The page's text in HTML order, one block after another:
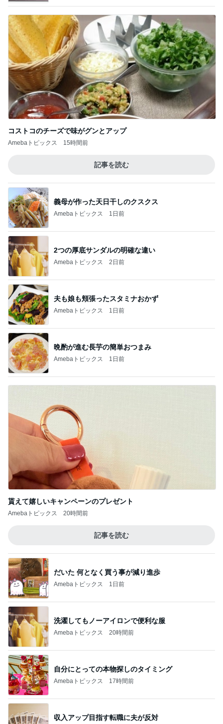
コストコのチーズで味がグンとアップ
Amebaトピックス 15時間前
記事を読む
義母が作った天日干しのクスクス
Amebaトピックス 1日前
2つの厚底サンダルの明確な違い
Amebaトピックス 2日前
夫も娘も頬張ったスタミナおかず
Amebaトピックス 1日前
晩酌が進む長芋の簡単おつまみ
Amebaトピックス 1日前
貰えて嬉しいキャンペーンのプレゼント
Amebaトピックス 20時間前
記事を読む
だいた 何となく買う事が減り進歩
Amebaトピックス 1日前
洗濯してもノーアイロンで便利な服
Amebaトピックス 20時間前
自分にとっての本物探しのタイミング
Amebaトピックス 17時間前
収入アップ目指す転職に夫が反対